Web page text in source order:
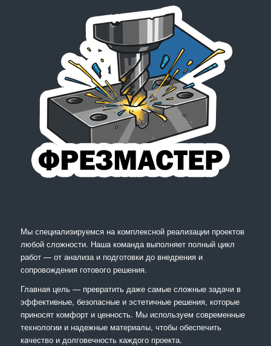
Мы специализируемся на комплексной реализации проектов
любой сложности. Наша команда выполняет полный цикл
работ — от анализа и подготовки до внедрения и
сопровождения готового решения.
Главная цель — превратить даже самые сложные задачи в
эффективные, безопасные и эстетичные решения, которые
приносят комфорт и ценность. Мы используем современные
технологии и надежные материалы, чтобы обеспечить
качество и долговечность каждого проекта.